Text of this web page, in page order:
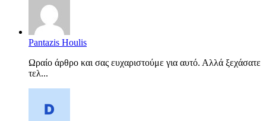
Pantazis Houlis
Ωραίο άρθρο και σας ευχαριστούμε για αυτό. Αλλά ξεχάσατε
τελ...